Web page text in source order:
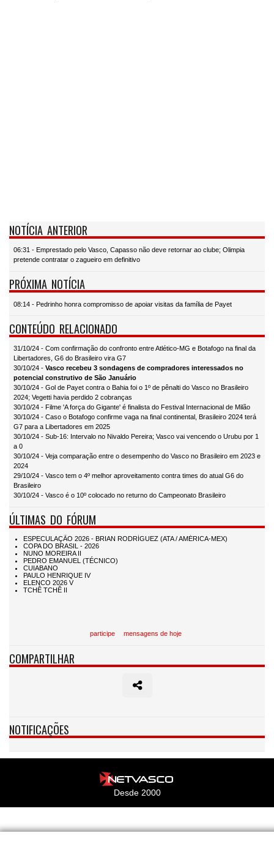
NOTÍCIA ANTERIOR
06:31 - Emprestado pelo Vasco, Capasso não deve retornar ao clube; Olimpia
pretende contratar o zagueiro em definitivo
PRÓXIMA NOTÍCIA
08:14 - Pedrinho honra compromisso de apoiar visitas da família de Payet
CONTEÚDO RELACIONADO
31/10/24 - Com confirmação do confronto entre Atlético-MG e Botafogo na final da
Libertadores, G6 do Brasileiro vira G7
30/10/24 - Vasco recebeu 3 sondagens de compradores interessados no
potencial construtivo de São Januário
30/10/24 - Gol de Payet contra o Bahia foi o 1º de pênalti do Vasco no Brasileiro
2024; Vegetti havia perdido 2 cobranças
30/10/24 - Filme 'A força do Gigante' é finalista do Festival Internacional de Milão
30/10/24 - Caso o Botafogo confirme vaga na final continental, Brasileiro 2024 terá
G7 para a Libertadores em 2025
30/10/24 - Sub-16: Intervalo no Nivaldo Pereira; Vasco vai vencendo o Urubu por 1
a 0
30/10/24 - Veja comparação entre o desempenho do Vasco no Brasileiro em 2023 e
2024
29/10/24 - Vasco tem o 4º melhor aproveitamento contra times do atual G6 do
Brasileiro
30/10/24 - Vasco é o 10º colocado no returno do Campeonato Brasileiro
ÚLTIMAS DO FÓRUM
participe mensagens de hoje
COMPARTILHAR
NOTIFICAÇÕES
Desde 2000